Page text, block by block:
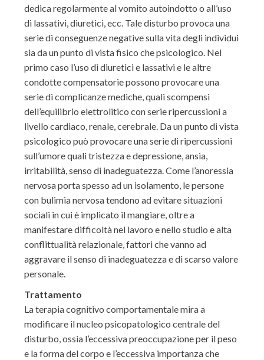
dedica regolarmente al vomito autoindotto o all’uso
di lassativi, diuretici, ecc. Tale disturbo provoca una
serie di conseguenze negative sulla vita degli individui
sia da un punto di vista fisico che psicologico. Nel
primo caso l’uso di diuretici e lassativi e le altre
condotte compensatorie possono provocare una
serie di complicanze mediche, quali scompensi
dell’equilibrio elettrolitico con serie ripercussioni a
livello cardiaco, renale, cerebrale. Da un punto di vista
psicologico può provocare una serie di ripercussioni
sull’umore quali tristezza e depressione, ansia,
irritabilità, senso di inadeguatezza. Come l’anoressia
nervosa porta spesso ad un isolamento, le persone
con bulimia nervosa tendono ad evitare situazioni
sociali in cui è implicato il mangiare, oltre a
manifestare difficoltà nel lavoro e nello studio e alta
conflittualità relazionale, fattori che vanno ad
aggravare il senso di inadeguatezza e di scarso valore
personale.
Trattamento
La terapia cognitivo comportamentale mira a
modificare il nucleo psicopatologico centrale del
disturbo, ossia l’eccessiva preoccupazione per il peso
e la forma del corpo e l’eccessiva importanza che